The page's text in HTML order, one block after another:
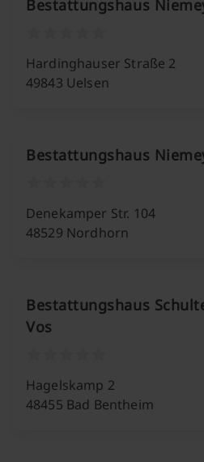
Bestattungshaus
Hardinghauser Straße 2
49843 Uelsen
Bestattungshaus
Denekamper Str. 104
48529 Nordhorn
Bestattungshaus
Vos
Hagelskamp 2
48455 Bad Bentheim